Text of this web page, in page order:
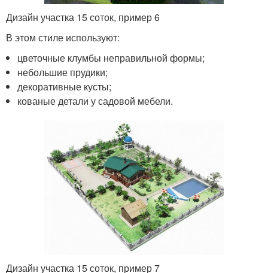
Дизайн участка 15 соток, пример 6
В этом стиле используют:
цветочные клумбы неправильной формы;
небольшие прудики;
декоративные кусты;
кованые детали у садовой мебели.
Дизайн участка 15 соток, пример 7